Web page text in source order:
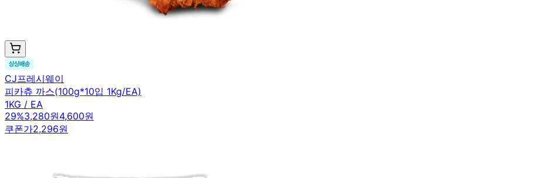
CJ프레시웨이
피카츄 까스(100g*10입 1Kg/EA)
1KG / EA
29%3,280원4,600원
쿠폰가2,296원